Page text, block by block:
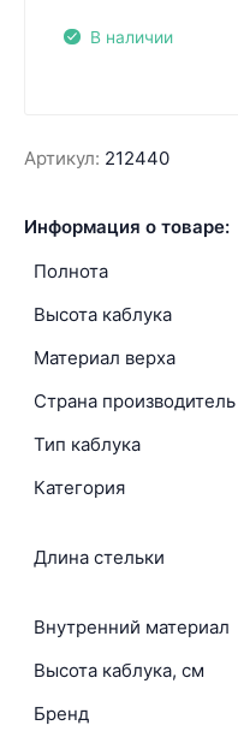
В наличии
Артикул: 212440
Информация о товаре:
Полнота
Высота каблука
Материал верха
Страна производитель
Тип каблука
Категория
Длина стельки
Внутренний материал
Высота каблука, см
Бренд